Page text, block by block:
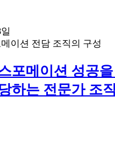
포메이션 성공
하는 전문가 조